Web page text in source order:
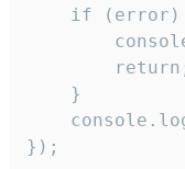
if (error)
    }
});